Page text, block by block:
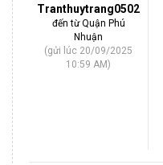
Tranthuytrang0502
đến từ Quận Phú
Nhuận
(gửi lúc 20/09/2025
10:59 AM)